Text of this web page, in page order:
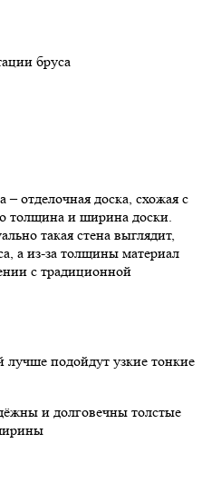
бруса
отделочная доска, схожая с
толщина и ширина доски.
такая стена выглядит,
а из-за толщины материал
с традиционной
подойдут узкие тонкие
и долговечны толстые